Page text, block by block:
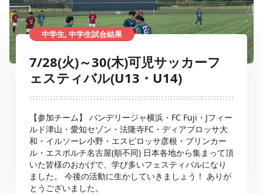
中学生, 中学生試合結果
7/28(火)～30(木)可児サッカーフ
ェスティバル(U13・U14)
【参加チーム】 バンデリージャ横浜・FC Fuji・Jフィー
ルド津山・愛知セゾン・法隆寺FC・ディアブロッサ大
和・イルソーレ小野・エスピロッサ彦根・ブリンカー
ル・エスポルチ名古屋(順不同) 日本各地から集まって頂
いた皆様のおかげで、学び多いフェスティバルになり
ました。 今後の活動に生かしていきましょう！ ありが
とうございました。